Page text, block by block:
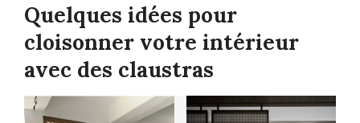
Quelques idées pour
cloisonner votre intérieur
avec des claustras